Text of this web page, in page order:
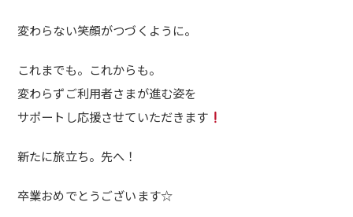
変わらない笑顔がつづくように。
これまでも。これからも。
変わらずご利用者さまが進む姿を
サポートし応援させていただきます
新たに旅立ち。先へ！
卒業おめでとうございます☆